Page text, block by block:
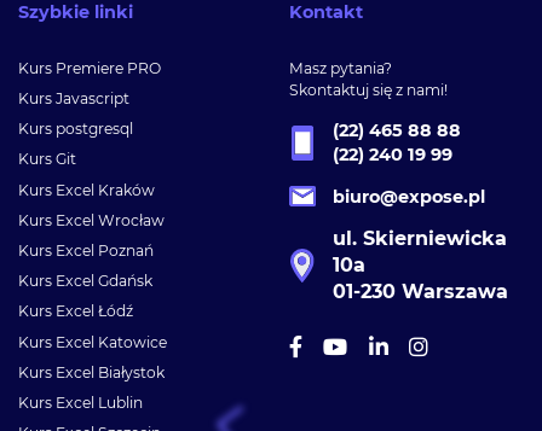
Szybkie linki
Kurs Premiere PRO
Kurs Javascript
Kurs postgresql
Kurs Git
Kurs Excel Kraków
Kurs Excel Wrocław
Kurs Excel Poznań
Kurs Excel Gdańsk
Kurs Excel Łódź
Kurs Excel Katowice
Kurs Excel Białystok
Kurs Excel Lublin
Kontakt
Masz pytania?
Skontaktuj się z nami!
(22) 465 88 88
(22) 240 19 99
biuro@expose.pl
ul. Skierniewicka
10a
01-230 Warszawa